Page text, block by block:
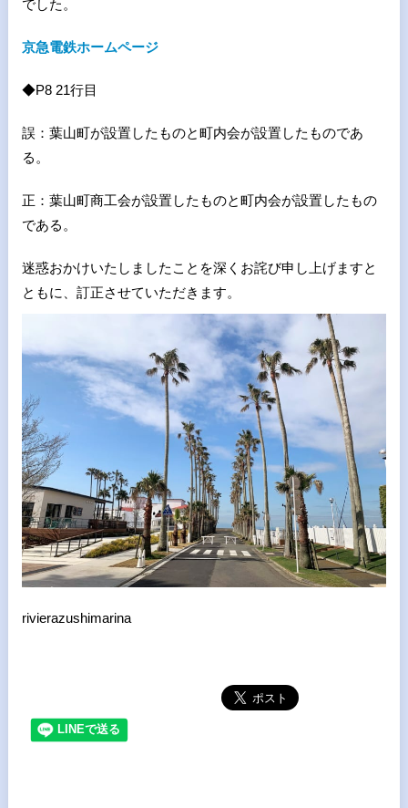
でした。
京急電鉄ホームページ
◆P8 21行目
誤：葉山町が設置したものと町内会が設置したものであ
る。
正：葉山町商工会が設置したものと町内会が設置したもの
である。
迷惑おかけいたしましたことを深くお詫び申し上げますと
ともに、訂正させていただきます。
rivierazushimarina